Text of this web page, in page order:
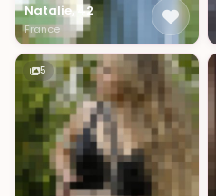
Natalie, 42
France
5